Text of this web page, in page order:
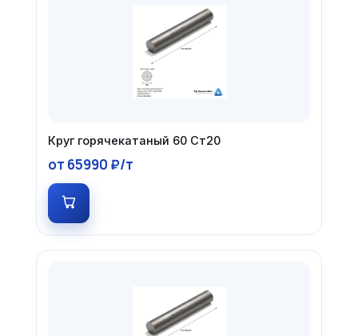
Круг горячекатаный 60 Ст20
от 65990 ₽/т